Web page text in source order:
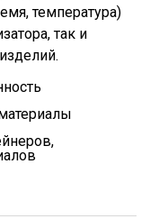
температура)
так и